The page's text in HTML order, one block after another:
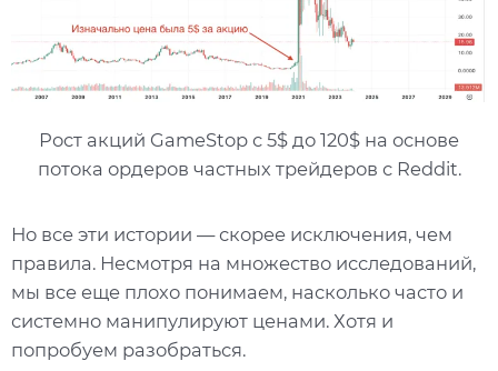
Рост акций GameStop с 5$ до 120$ на основе
потока ордеров частных трейдеров с Reddit.
Но все эти истории — скорее исключения, чем
правила. Несмотря на множество исследований,
мы все еще плохо понимаем, насколько часто и
системно манипулируют ценами. Хотя и
попробуем разобраться.